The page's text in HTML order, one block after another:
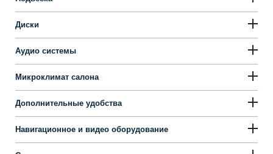
Диски
Аудио системы
Микроклимат салона
Дополнительные удобства
Навигационное и видео оборудование